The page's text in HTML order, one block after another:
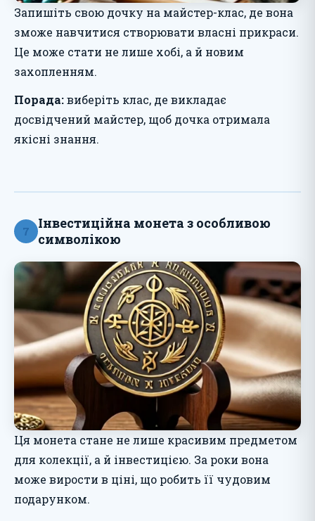
Запишіть свою дочку на майстер-клас, де вона
зможе навчитися створювати власні прикраси.
Це може стати не лише хобі, а й новим
захопленням.
Порада:виберіть клас, де викладає
досвідчений майстер, щоб дочка отримала
якісні знання.
7
Інвестиційна монета з особливою
символікою
Ця монета стане не лише красивим предметом
для колекції, а й інвестицією. За роки вона
може вирости в ціні, що робить її чудовим
подарунком.